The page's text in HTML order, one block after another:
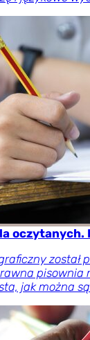
oczytanych.
został
pisownia
jak można